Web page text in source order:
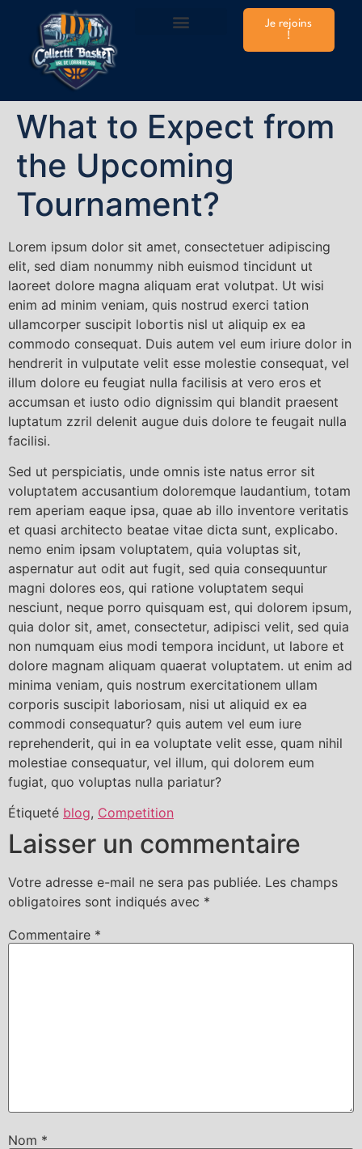
Je rejoins
!
What to Expect from
the Upcoming
Tournament?
Lorem ipsum dolor sit amet, consectetuer adipiscing
elit, sed diam nonummy nibh euismod tincidunt ut
laoreet dolore magna aliquam erat volutpat. Ut wisi
enim ad minim veniam, quis nostrud exerci tation
ullamcorper suscipit lobortis nisl ut aliquip ex ea
commodo consequat. Duis autem vel eum iriure dolor in
hendrerit in vulputate velit esse molestie consequat, vel
illum dolore eu feugiat nulla facilisis at vero eros et
accumsan et iusto odio dignissim qui blandit praesent
luptatum zzril delenit augue duis dolore te feugait nulla
facilisi.
Sed ut perspiciatis, unde omnis iste natus error sit
voluptatem accusantium doloremque laudantium, totam
rem aperiam eaque ipsa, quae ab illo inventore veritatis
et quasi architecto beatae vitae dicta sunt, explicabo.
nemo enim ipsam voluptatem, quia voluptas sit,
aspernatur aut odit aut fugit, sed quia consequuntur
magni dolores eos, qui ratione voluptatem sequi
nesciunt, neque porro quisquam est, qui dolorem ipsum,
quia dolor sit, amet, consectetur, adipisci velit, sed quia
non numquam eius modi tempora incidunt, ut labore et
dolore magnam aliquam quaerat voluptatem. ut enim ad
minima veniam, quis nostrum exercitationem ullam
corporis suscipit laboriosam, nisi ut aliquid ex ea
commodi consequatur? quis autem vel eum iure
reprehenderit, qui in ea voluptate velit esse, quam nihil
molestiae consequatur, vel illum, qui dolorem eum
fugiat, quo voluptas nulla pariatur?
Étiqueté blog, Competition
Laisser un commentaire
Votre adresse e-mail ne sera pas publiée. Les champs
obligatoires sont indiqués avec *
Commentaire *
Nom *